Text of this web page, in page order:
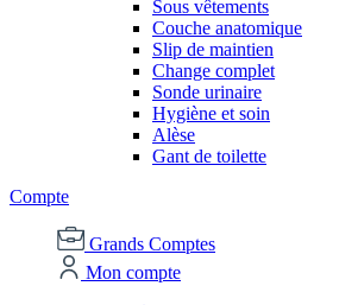
Sous vêtements
Couche anatomique
Slip de maintien
Change complet
Sonde urinaire
Hygiène et soin
Alèse
Gant de toilette
Compte
Grands Comptes
Mon compte